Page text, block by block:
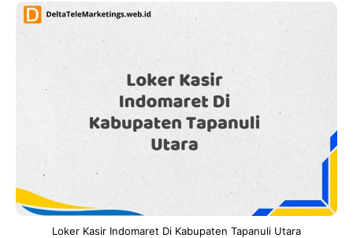
e
o
o
k
a
t
s
A
p
p
g
a
m
k
e
Loker Kasir Indomaret Di Kabupaten Tapanuli Utara